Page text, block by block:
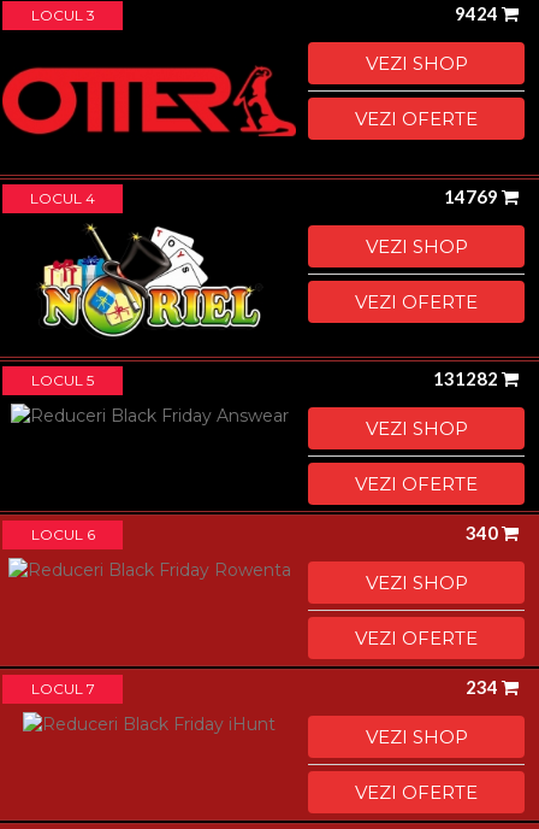
LOCUL 3 9424
VEZI SHOP
VEZI OFERTE
LOCUL 4 14769
VEZI SHOP
VEZI OFERTE
LOCUL 5 131282
VEZI SHOP
VEZI OFERTE
LOCUL 6 340
VEZI SHOP
VEZI OFERTE
LOCUL 7 234
VEZI SHOP
VEZI OFERTE